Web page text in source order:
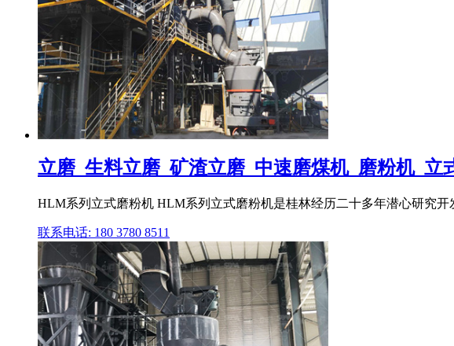
立磨_生料立磨_矿渣立磨_中速磨煤机_磨粉机_立
HLM系列立式磨粉机 HLM系列立式磨粉机是桂林经历二十多年潜心研究
联系电话: 180 3780 8511